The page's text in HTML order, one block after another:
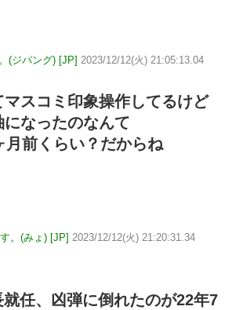
(ジパング) [JP] 2023/12/12(火) 21:05:13.04
スコミ印象操作してるけど
なったのなんて
月前くらい？だからね
。(みょ) [JP] 2023/12/12(火) 21:20:31.34
任、凶弾に倒れたのが22年7